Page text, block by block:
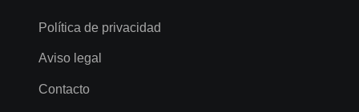
Política de privacidad
Aviso legal
Contacto